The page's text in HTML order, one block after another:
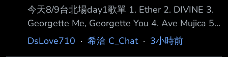
今天8/9台北場day1歌單 1. Ether 2. DIVINE 3.
Georgette Me, Georgette You 4. Ave Mujica 5.
神さま、バカ 6. 八芒星ダンス 7. 黒のバースデ
DsLove710 · 希洽 C_Chat· 3小時前